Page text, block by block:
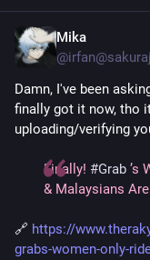
Mika
Damn, I've been
finally got it now, tho
uploading/verifying
Finally! #Grab ’s
& Malaysians
🔗 https://
grabs-women-only-